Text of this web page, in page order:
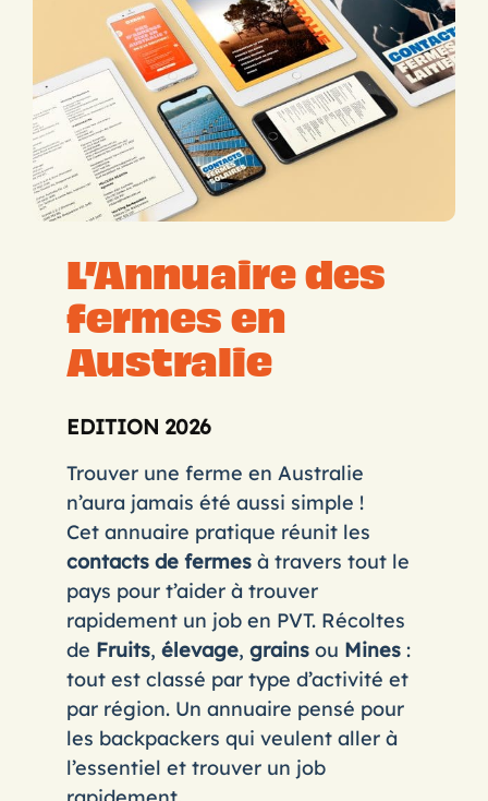
L’Annuaire des
fermes en
Australie
EDITION 2026
Trouver une ferme en Australie
n’aura jamais été aussi simple !
Cet annuaire pratique réunit les
contacts de fermes à travers tout le
pays pour t’aider à trouver
rapidement un job en PVT. Récoltes
de Fruits,élevage,grains ou Mines :
tout est classé par type d’activité et
par région. Un annuaire pensé pour
les backpackers qui veulent aller à
l’essentiel et trouver un job